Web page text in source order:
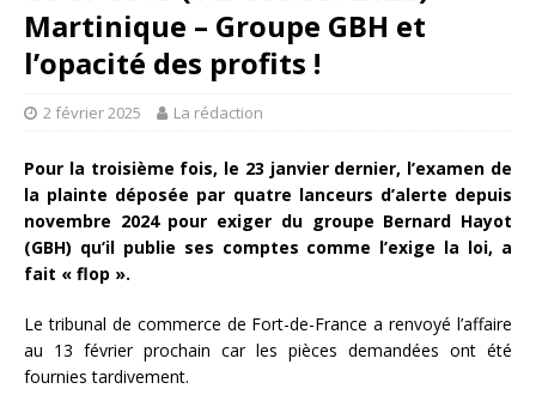
Martinique – Groupe GBH et
l’opacité des profits !
2 février 2025 La rédaction
Pour la troisième fois, le 23 janvier dernier, l’examen de
la plainte déposée par quatre lanceurs d’alerte depuis
novembre 2024 pour exiger du groupe Bernard Hayot
(GBH) qu’il publie ses comptes comme l’exige la loi, a
fait « flop ».
Le tribunal de commerce de Fort-de-France a renvoyé l’affaire
au 13 février prochain car les pièces demandées ont été
fournies tardivement.